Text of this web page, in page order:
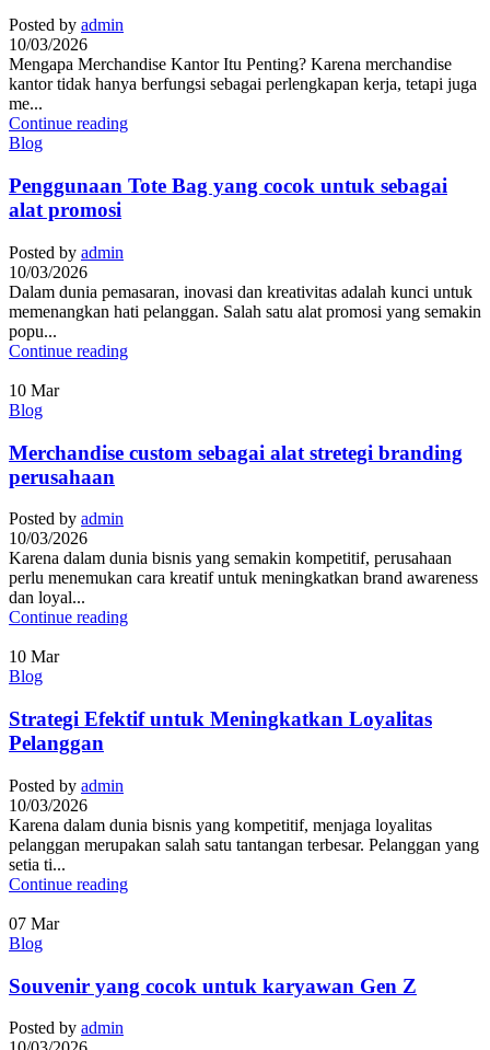
Posted by admin
10/03/2026
Mengapa Merchandise Kantor Itu Penting? Karena merchandise
kantor tidak hanya berfungsi sebagai perlengkapan kerja, tetapi juga
me...
Continue reading
Blog
Penggunaan Tote Bag yang cocok untuk sebagai
alat promosi
Posted by admin
10/03/2026
Dalam dunia pemasaran, inovasi dan kreativitas adalah kunci untuk
memenangkan hati pelanggan. Salah satu alat promosi yang semakin
popu...
Continue reading
10 Mar
Blog
Merchandise custom sebagai alat stretegi branding
perusahaan
Posted by admin
10/03/2026
Karena dalam dunia bisnis yang semakin kompetitif, perusahaan
perlu menemukan cara kreatif untuk meningkatkan brand awareness
dan loyal...
Continue reading
10 Mar
Blog
Strategi Efektif untuk Meningkatkan Loyalitas
Pelanggan
Posted by admin
10/03/2026
Karena dalam dunia bisnis yang kompetitif, menjaga loyalitas
pelanggan merupakan salah satu tantangan terbesar. Pelanggan yang
setia ti...
Continue reading
07 Mar
Blog
Souvenir yang cocok untuk karyawan Gen Z
Posted by admin